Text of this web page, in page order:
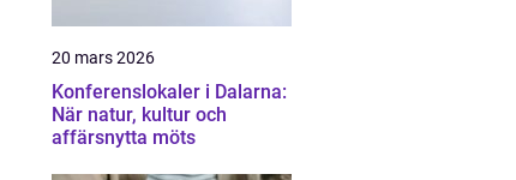
20 mars 2026
Konferenslokaler i Dalarna:
När natur, kultur och
affärsnytta möts